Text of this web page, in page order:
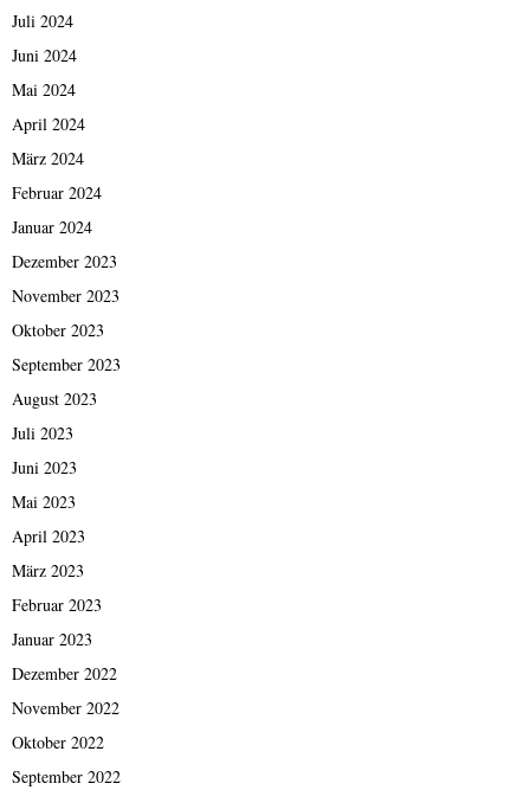
Juli 2024
Juni 2024
Mai 2024
April 2024
März 2024
Februar 2024
Januar 2024
Dezember 2023
November 2023
Oktober 2023
September 2023
August 2023
Juli 2023
Juni 2023
Mai 2023
April 2023
März 2023
Februar 2023
Januar 2023
Dezember 2022
November 2022
Oktober 2022
September 2022